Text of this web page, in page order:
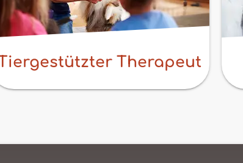
Therapeut